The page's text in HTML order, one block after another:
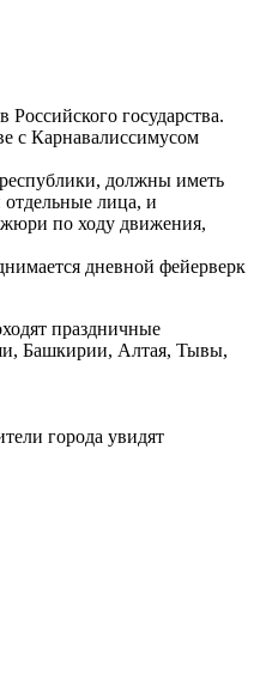
государства.
с Карнавалиссимусом
должны иметь
лица, и
жюри по ходу движения,
дневной фейерверк
праздничные
Башкирии, Алтая, Тывы,
города увидят